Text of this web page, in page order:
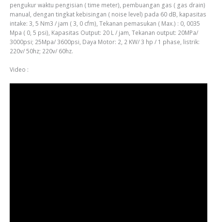
pengukur waktu pengisian ( time meter), pembuangan gas ( gas drain)
manual, dengan tingkat kebisingan ( noise level) pada 60 dB, kapasitas
intake: 3, 5 Nm3 / jam ( 3, 0 cfm), Tekanan pemasukan ( Max.) : 0, 0035
Mpa ( 0, 5 psi), Kapasitas Output: 20 L / jam, Tekanan output: 20MPa/
3000psi; 25Mpa/ 3600psi, Daya Motor: 2, 2 KW/ 3 hp / 1 phase, listrik:
220v/ 50hz; 220v/ 60hz.
Video :